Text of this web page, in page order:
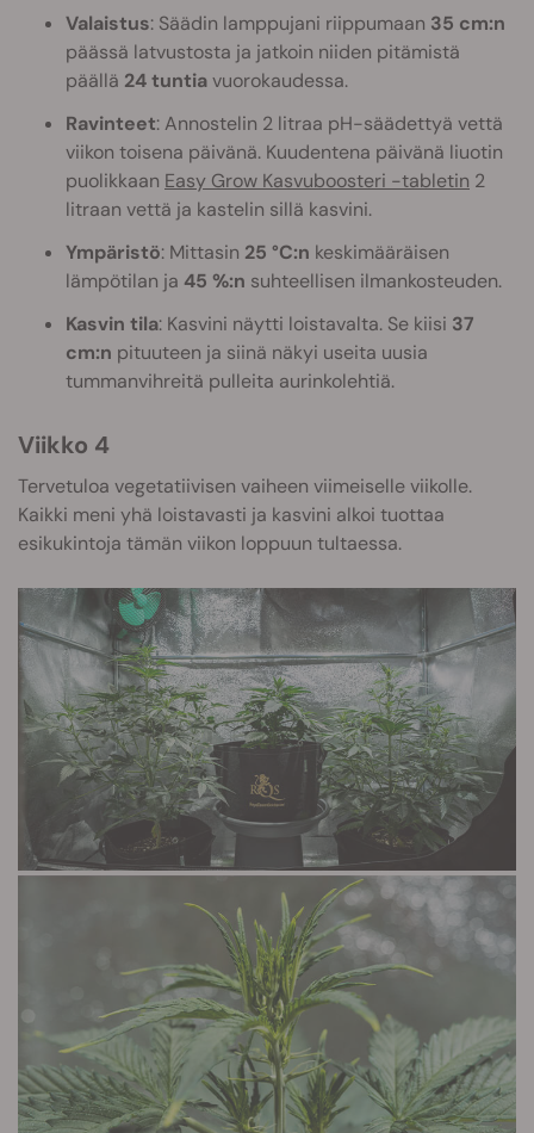
Valaistus: Säädin lamppujani riippumaan 35 cm:n
päässä latvustosta ja jatkoin niiden pitämistä
päällä 24 tuntiavuorokaudessa.
Ravinteet: Annostelin 2 litraa pH-säädettyä vettä
viikon toisena päivänä. Kuudentena päivänä liuotin
puolikkaan Easy Grow Kasvuboosteri -tabletin 2
litraan vettä ja kastelin sillä kasvini.
Ympäristö: Mittasin 25 °C:n keskimääräisen
lämpötilan ja 45 %:n suhteellisen ilmankosteuden.
Kasvin tila: Kasvini näytti loistavalta. Se kiisi 37
cm:n pituuteen ja siinä näkyi useita uusia
tummanvihreitä pulleita aurinkolehtiä.
Viikko 4
Tervetuloa vegetatiivisen vaiheen viimeiselle viikolle.
Kaikki meni yhä loistavasti ja kasvini alkoi tuottaa
esikukintoja tämän viikon loppuun tultaessa.